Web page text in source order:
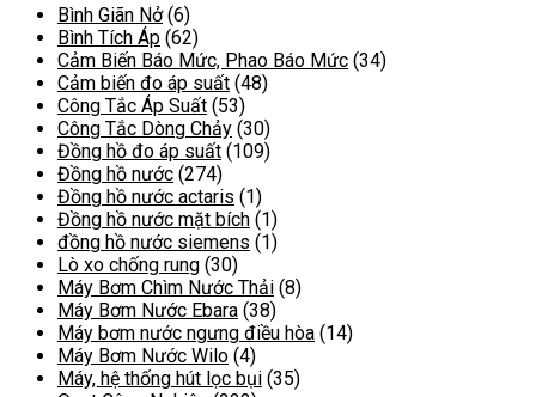
Bình Giãn Nở (6)
Bình Tích Áp (62)
Cảm Biến Báo Mức, Phao Báo Mức (34)
Cảm biến đo áp suất (48)
Công Tắc Áp Suất (53)
Công Tắc Dòng Chảy (30)
Đồng hồ đo áp suất (109)
Đồng hồ nước (274)
Đồng hồ nước actaris (1)
Đồng hồ nước mặt bích (1)
đồng hồ nước siemens (1)
Lò xo chống rung (30)
Máy Bơm Chìm Nước Thải (8)
Máy Bơm Nước Ebara (38)
Máy bơm nước ngưng điều hòa (14)
Máy Bơm Nước Wilo (4)
Máy, hệ thống hút lọc bụi (35)